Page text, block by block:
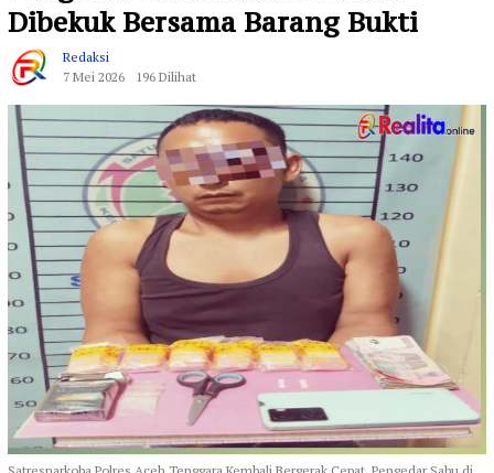
Dibekuk Bersama Barang Bukti
Redaksi
7 Mei 2026
196 Dilihat